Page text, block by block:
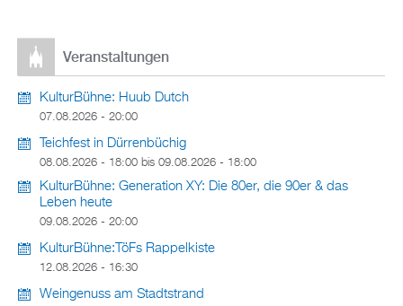
Veranstaltungen
KulturBühne: Huub Dutch
07.08.2026 - 20:00
Teichfest in Dürrenbüchig
08.08.2026 - 18:00 bis 09.08.2026 - 18:00
KulturBühne: Generation XY: Die 80er, die 90er & das
Leben heute
09.08.2026 - 20:00
KulturBühne:TöFs Rappelkiste
12.08.2026 - 16:30
Weingenuss am Stadtstrand